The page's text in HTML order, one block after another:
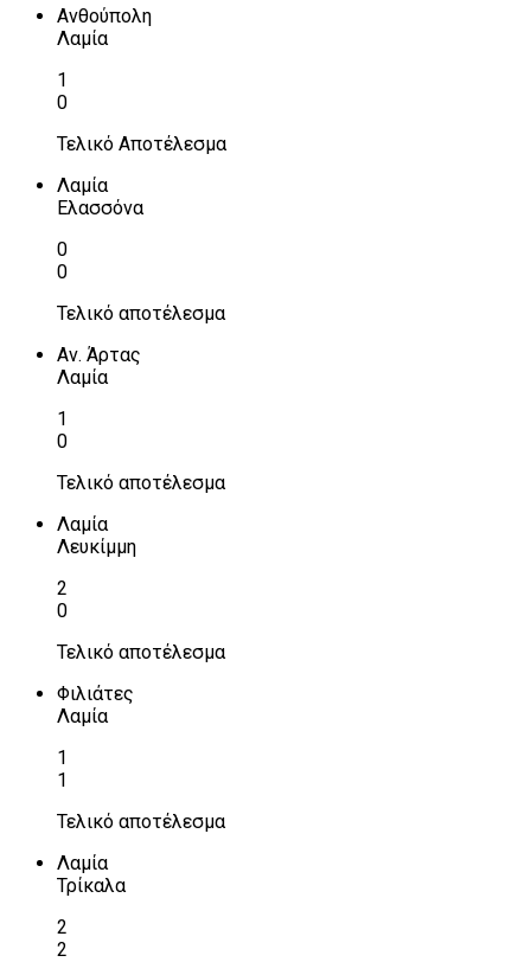
Ανθούπολη
Λαμία
1
0
Τελικό Αποτέλεσμα
Λαμία
Ελασσόνα
0
0
Τελικό αποτέλεσμα
Αν. Άρτας
Λαμία
1
0
Τελικό αποτέλεσμα
Λαμία
Λευκίμμη
2
0
Τελικό αποτέλεσμα
Φιλιάτες
Λαμία
1
1
Τελικό αποτέλεσμα
Λαμία
Τρίκαλα
2
2